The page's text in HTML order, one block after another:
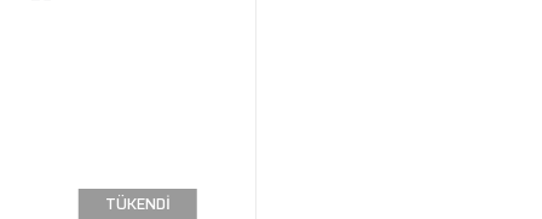
TÜKENDİ